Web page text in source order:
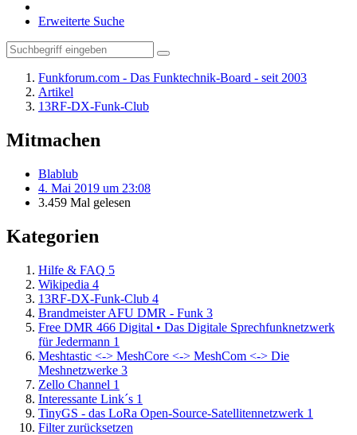
Erweiterte Suche
Funkforum.com - Das Funktechnik-Board - seit 2003
Artikel
13RF-DX-Funk-Club
Mitmachen
Blablub
4. Mai 2019 um 23:08
3.459 Mal gelesen
Kategorien
Hilfe & FAQ 5
Wikipedia 4
13RF-DX-Funk-Club 4
Brandmeister AFU DMR - Funk 3
Free DMR 466 Digital • Das Digitale Sprechfunknetzwerk
für Jedermann 1
Meshtastic <-> MeshCore <-> MeshCom <-> Die
Meshnetzwerke 3
Zello Channel 1
Interessante Link´s 1
TinyGS - das LoRa Open-Source-Satellitennetzwerk 1
Filter zurücksetzen